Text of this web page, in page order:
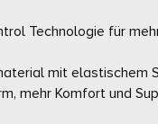
Technologie für
mit elastischem
mehr Komfort und